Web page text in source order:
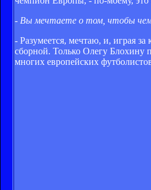
- Вы мечтаете о том, чтобы
- Разумеется, мечтаю, и, играя за
сборной. Только Олегу Блохину
многих европейских